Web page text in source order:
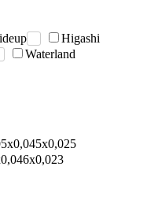
Higashi
Waterland